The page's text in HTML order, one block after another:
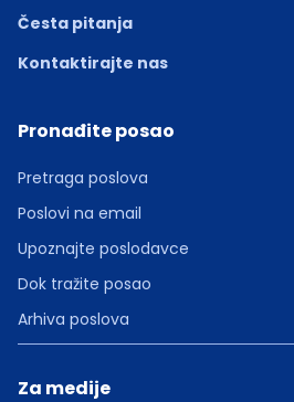
Česta pitanja
Kontaktirajte nas
Pronađite posao
Pretraga poslova
Poslovi na email
Upoznajte poslodavce
Dok tražite posao
Arhiva poslova
Za medije